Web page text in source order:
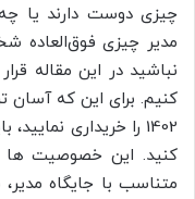
چیزی دوست دارند یا
مدیر چیزی فوق‌العاده
نباشید در این مقاله
کنیم. برای این که آسان
1402 را خریداری
کنید. این خصوصیت ها
متناسب با جایگاه